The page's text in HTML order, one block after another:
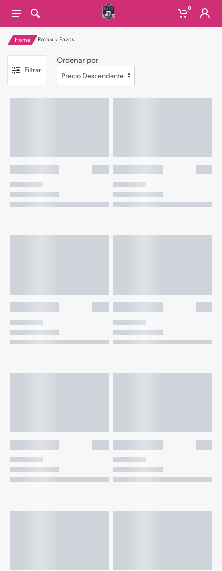
0
Home Robux y Pavos
Filtrar
Ordenar por